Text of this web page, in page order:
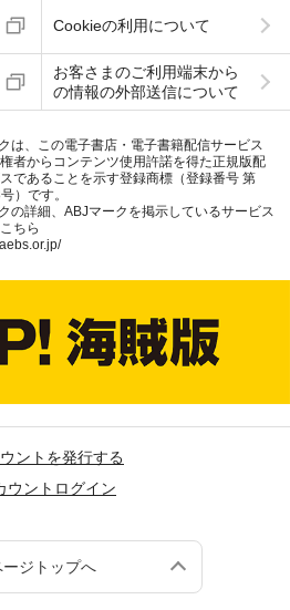
Cookieの利用について
お客さまのご利用端末から
の情報の外部送信について
は、この電子書店・電子書籍配信サービス
者からコンテンツ使用許諾を得た正規版配
であることを示す登録商標（登録番号 第
）です。
の詳細、ABJマークを掲示しているサービス
ちら
ントを発行する
ウントログイン
ージトップへ